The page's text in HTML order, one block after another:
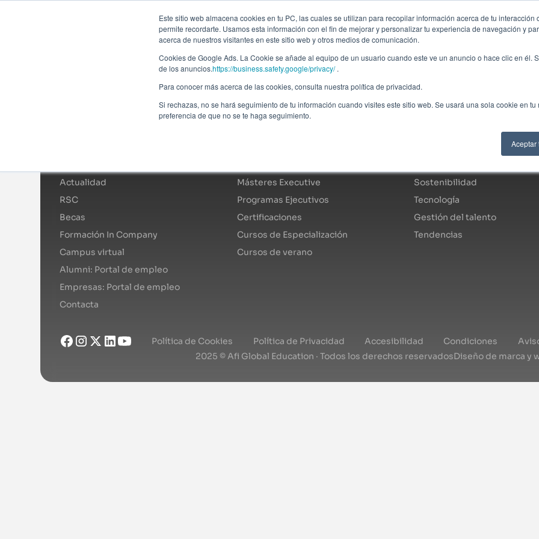
Este sitio web almacena cookies en tu PC, las cuales se utilizan para recopilar información acerca de tu interacción
permite recordarte. Usamos esta información con el fin de mejorar y personalizar tu experiencia de navegación y
acerca de nuestros visitantes en este sitio web y otros medios de comunicación.
Cookies de Google Ads. La Cookie se añade al equipo de un usuario cuando este ve un anuncio o hace clic en él.
de los anuncios.https://business.safety.google/privacy/.
Para conocer más acerca de las cookies, consulta nuestra política de privacidad.
Si rechazas, no se hará seguimiento de tu información cuando visites este sitio web. Se usará una sola cookie en
preferencia de que no se te haga seguimiento.
Aceptar
Actualidad
RSC
Becas
Formación In Company
Campus virtual
Alumni: Portal de empleo
Empresas: Portal de empleo
Contacta
Másteres Executive
Programas Ejecutivos
Certificaciones
Cursos de Especialización
Cursos de verano
Áreas de especialidad
Sostenibilidad
Tecnología
Gestión del talento
Tendencias
Política de Cookies Política de Privacidad Accesibilidad Condiciones
2025 © Afi Global Education · Todos los derechos reservadosDiseño de marca y